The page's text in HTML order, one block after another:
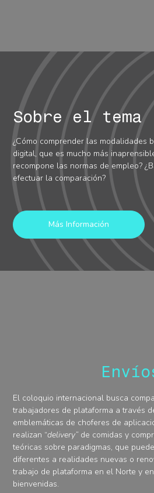
Sobre el tema
¿Cómo comprender las modalidades
digital, que es mucho más
recompone las normas de empleo?
efectuar la comparación?
Más Información
El coloquio internacional busca
trabajadores de plataforma a través
emblemáticas de choferes de
realizan “delivery” de comidas y
teóricas sobre paradigmas, que
diferentes a realidades nuevas o
trabajo de plataforma en el Norte y
bienvenidas.